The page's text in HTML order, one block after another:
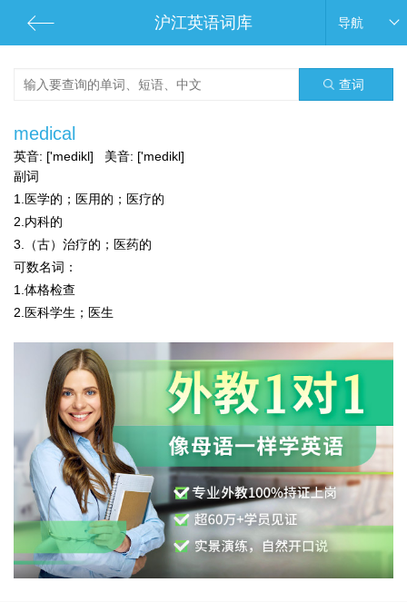
沪江英语词库 导航
查词
medical
英音: ['medikl] 美音: ['medikl]
副词
1.医学的；医用的；医疗的
2.内科的
3.（古）治疗的；医药的
可数名词：
1.体格检查
2.医科学生；医生